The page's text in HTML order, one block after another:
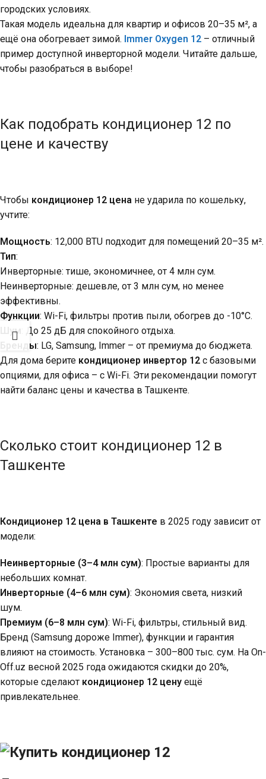
городских условиях.
Такая модель идеальна для квартир и офисов 20–35 м², а
ещё она обогревает зимой. Immer Oxygen 12 – отличный
пример доступной инверторной модели. Читайте дальше,
чтобы разобраться в выборе!
Как подобрать кондиционер 12 по
цене и качеству
Чтобы кондиционер 12 цена не ударила по кошельку,
учтите:
Мощность: 12,000 BTU подходит для помещений 20–35 м².
Тип:
Инверторные: тише, экономичнее, от 4 млн сум.
Неинверторные: дешевле, от 3 млн сум, но менее
эффективны.
Функции: Wi-Fi, фильтры против пыли, обогрев до -10°C.
Шум
: До 25 дБ для спокойного отдыха.
Бренды: LG, Samsung, Immer – от премиума до бюджета.
Для дома берите кондиционер инвертор 12 с базовыми
опциями, для офиса – с Wi-Fi. Эти рекомендации помогут
найти баланс цены и качества в Ташкенте.
Сколько стоит кондиционер 12 в
Ташкенте
Кондиционер 12 цена в Ташкенте в 2025 году зависит от
модели:
Неинверторные (3–4 млн сум): Простые варианты для
небольших комнат.
Инверторные (4–6 млн сум): Экономия света, низкий
шум.
Премиум (6–8 млн сум): Wi-Fi, фильтры, стильный вид.
Бренд (Samsung дороже Immer), функции и гарантия
влияют на стоимость. Установка – 300–800 тыс. сум. На On-
Off.uz весной 2025 года ожидаются скидки до 20%,
которые сделают кондиционер 12 цену ещё
привлекательнее.